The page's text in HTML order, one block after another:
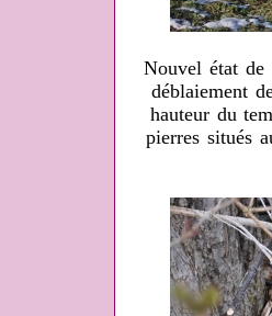
Nouvel état
déblaiement
hauteur du
pierres situés